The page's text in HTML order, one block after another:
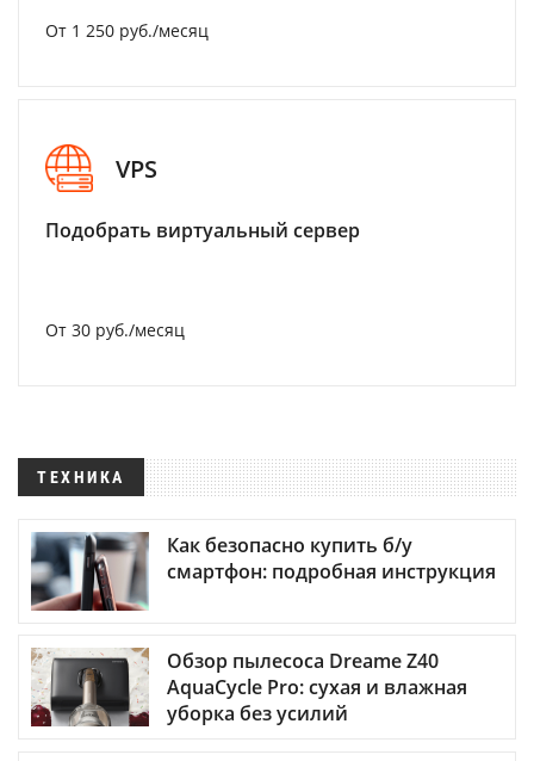
От 1 250 руб./месяц
VPS
Подобрать виртуальный сервер
От 30 руб./месяц
ТЕХНИКА
Как безопасно купить б/у
смартфон: подробная инструкция
Обзор пылесоса Dreame Z40
AquaCycle Pro: сухая и влажная
уборка без усилий